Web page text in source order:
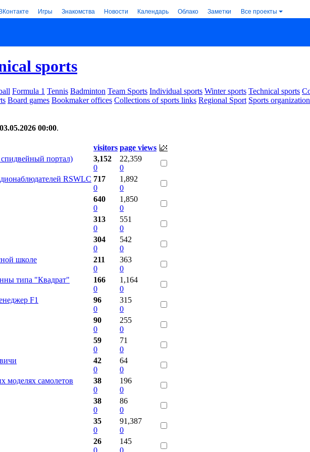
Игры Знакомства Новости Календарь Облако Заметки Все проекты
sports
Formula 1 Tennis Badminton Team Sports Individual sports Winter sports Technical sports
Board games Bookmaker offices Collections of sports links Regional Sport Sports
03.05.2026 00:00.
visitors page views
портал)
3,152
0
22,359
0
RSWLC 717
0
1,892
0
640
0
1,850
0
313
0
551
0
304
0
542
0
школе
211
0
363
0
типа "Квадрат"
166
0
1,164
0
F1
96
0
315
0
90
0
255
0
59
0
71
0
42
0
64
0
моделях самолетов
38
0
196
0
38
0
86
0
35
0
91,387
0
26
0
145
0